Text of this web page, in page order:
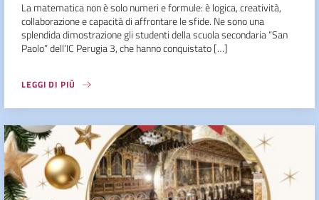
La matematica non è solo numeri e formule: è logica, creatività,
collaborazione e capacità di affrontare le sfide. Ne sono una
splendida dimostrazione gli studenti della scuola secondaria “San
Paolo” dell’IC Perugia 3, che hanno conquistato […]
LEGGI DI PIÙ